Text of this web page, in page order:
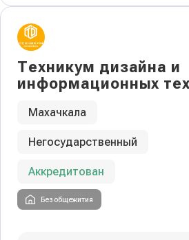
Техникум дизайна и
информационных
Махачкала
Негосударственный
Аккредитован
Без общежития